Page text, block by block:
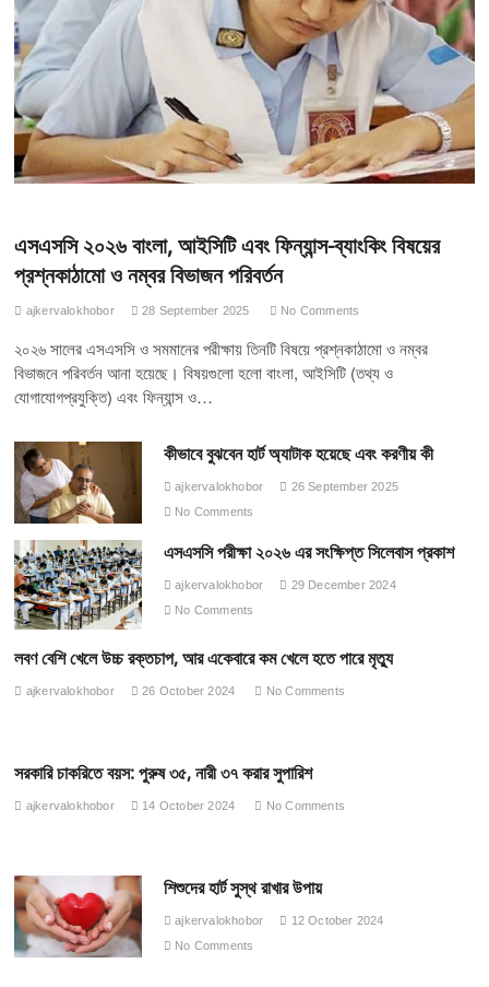
এসএসসি ২০২৬ বাংলা, আইসিটি এবং ফিন্যান্স-ব্যাংকিং বিষয়ের
প্রশ্নকাঠামো ও নম্বর বিভাজন পরিবর্তন
ajkervalokhobor 28 September 2025 No Comments
২০২৬ সালের এসএসসি ও সমমানের পরীক্ষায় তিনটি বিষয়ে প্রশ্নকাঠামো ও নম্বর
বিভাজনে পরিবর্তন আনা হয়েছে। বিষয়গুলো হলো বাংলা, আইসিটি (তথ্য ও
যোগাযোগপ্রযুক্তি) এবং ফিন্যান্স ও…
কীভাবে বুঝবেন হার্ট অ্যাটাক হয়েছে এবং করণীয় কী
ajkervalokhobor
26 September 2025
No Comments
এসএসসি পরীক্ষা ২০২৬ এর সংক্ষিপ্ত সিলেবাস প্রকাশ
ajkervalokhobor
29 December 2024
No Comments
লবণ বেশি খেলে উচ্চ রক্তচাপ, আর একেবারে কম খেলে হতে পারে মৃত্যু
ajkervalokhobor 26 October 2024 No Comments
সরকারি চাকরিতে বয়স: পুরুষ ৩৫, নারী ৩৭ করার সুপারিশ
ajkervalokhobor 14 October 2024 No Comments
শিশুদের হার্ট সুস্থ রাখার উপায়
ajkervalokhobor
12 October 2024
No Comments